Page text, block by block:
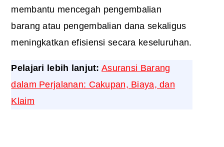
membantu mencegah pengembalian
barang atau pengembalian dana sekaligus
meningkatkan efisiensi secara keseluruhan.
Pelajari lebih lanjut: Asuransi Barang
dalam Perjalanan: Cakupan, Biaya, dan
Klaim